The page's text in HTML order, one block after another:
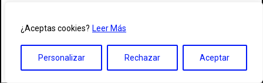
¿Aceptas cookies? Leer Más
Personalizar Rechazar Aceptar
Profesora: Elena Juárez
Tercer Curso de la Diplomatura en Arte Dramático